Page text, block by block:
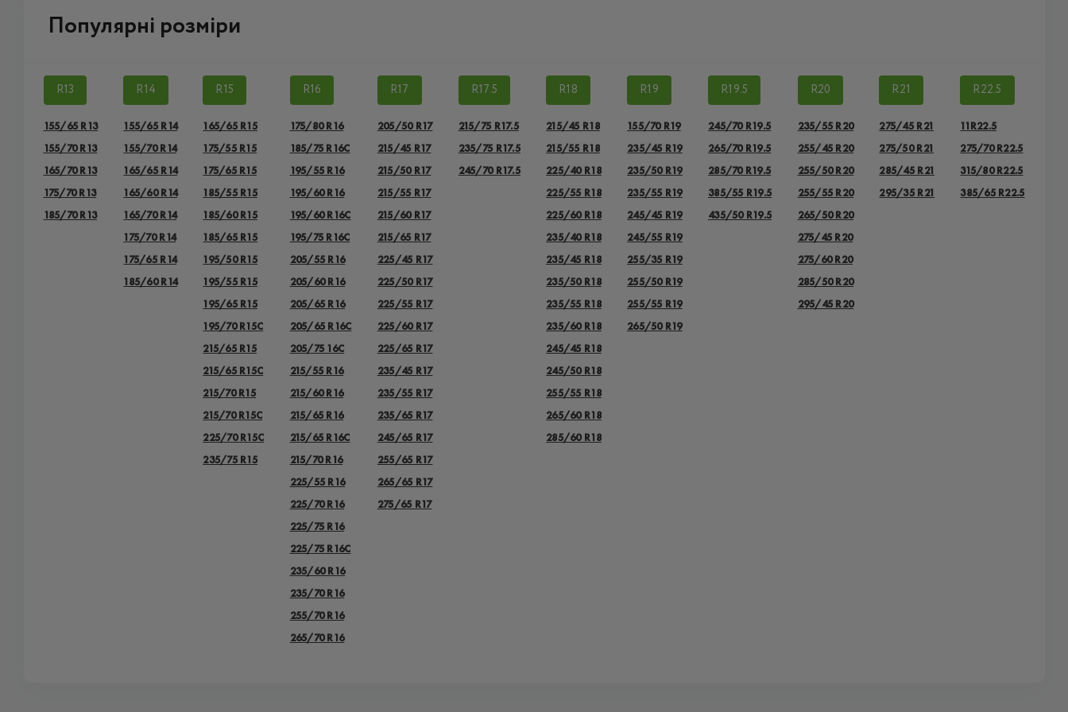
Популярні розміри
R13
155/65 R13
155/70 R13
165/70 R13
175/70 R13
185/70 R13
R14
155/65 R14
155/70 R14
165/65 R14
165/60 R14
165/70 R14
175/70 R14
175/65 R14
185/60 R14
R15
165/65 R15
175/55 R15
175/65 R15
185/55 R15
185/60 R15
185/65 R15
195/50 R15
195/55 R15
195/65 R15
195/70 R15C
215/65 R15
215/65 R15C
215/70 R15
215/70 R15C
225/70 R15C
235/75 R15
R16
175/80 R16
185/75 R16C
195/55 R16
195/60 R16
195/60 R16C
195/75 R16C
205/55 R16
205/60 R16
205/65 R16
205/65 R16C
205/75 16C
215/55 R16
215/60 R16
215/65 R16
215/65 R16C
215/70 R16
225/55 R16
225/70 R16
225/75 R16
225/75 R16С
235/60 R16
235/70 R16
255/70 R16
265/70 R16
R17
205/50 R17
215/45 R17
215/50 R17
215/55 R17
215/60 R17
215/65 R17
225/45 R17
225/50 R17
225/55 R17
225/60 R17
225/65 R17
235/45 R17
235/55 R17
235/65 R17
245/65 R17
255/65 R17
265/65 R17
275/65 R17
R17.5
215/75 R17.5
235/75 R17.5
245/70 R17.5
R18
215/45 R18
215/55 R18
225/40 R18
225/55 R18
225/60 R18
235/40 R18
235/45 R18
235/50 R18
235/55 R18
235/60 R18
245/45 R18
245/50 R18
255/55 R18
265/60 R18
285/60 R18
R19
155/70 R19
235/45 R19
235/50 R19
235/55 R19
245/45 R19
245/55 R19
255/35 R19
255/50 R19
255/55 R19
265/50 R19
R19.5
245/70 R19.5
265/70 R19.5
285/70 R19.5
385/55 R19.5
435/50 R19.5
R20
235/55 R20
255/45 R20
255/50 R20
255/55 R20
265/50 R20
275/45 R20
275/60 R20
285/50 R20
295/45 R20
R21
275/45 R21
275/50 R21
285/45 R21
295/35 R21
R22.5
11R22.5
275/70 R22.5
315/80 R22.5
385/65 R22.5